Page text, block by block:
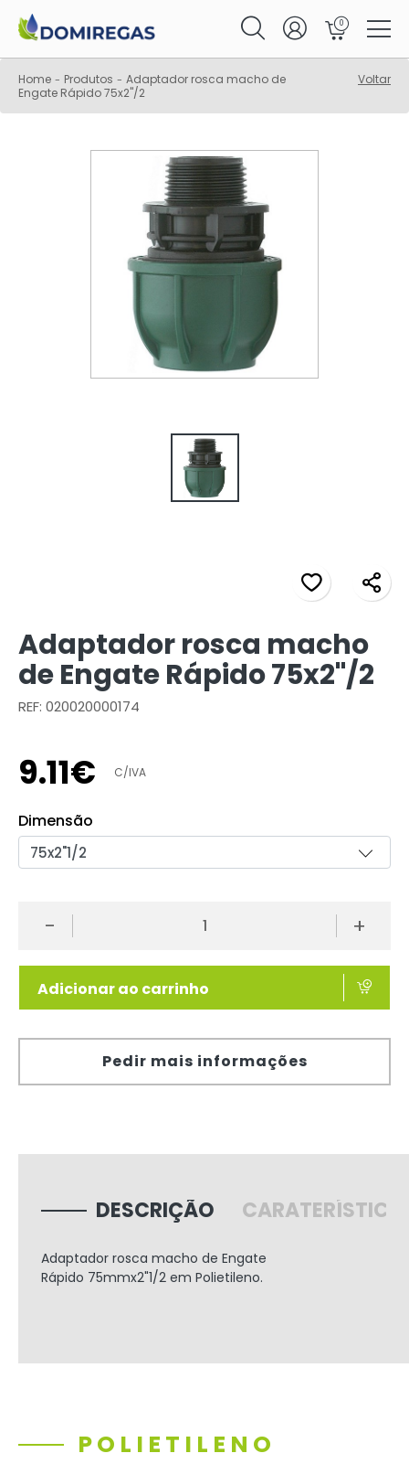
0
Home - Produtos - Adaptador rosca macho de
Engate Rápido 75x2"/2
Voltar
Adaptador rosca macho
de Engate Rápido 75x2"/2
REF: 020020000174
9.11€ C/IVA
Dimensão
- +
Adicionar ao carrinho
Pedir mais informações
DESCRIÇÃO
Adaptador rosca macho de Engate
Rápido 75mmx2"1/2 em Polietileno.
POLIETILENO